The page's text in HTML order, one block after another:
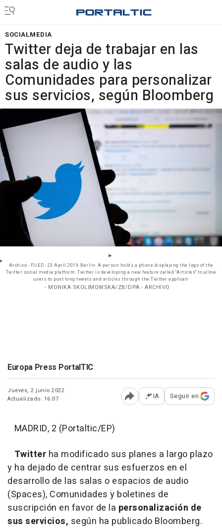
SOCIALMEDIA
Twitter deja de trabajar en las
salas de audio y las
Comunidades para personalizar
sus servicios, según Bloomberg
Archivo - FILED - 23 April 2019, Berlin: A person holds a phone displaying the logo of the
Twitter social media platform. Twitter is developing a new feature called "Articles" to allow
users to post long tweets and articles through the Twitter applicati
- MONIKA SKOLIMOWSKA/ZB/DPA - ARCHIVO
Europa Press PortalTIC
Jueves, 2 junio 2022
Actualizado: 16:07
Abrir opciones para
IA Seguir en
MADRID, 2 (Portaltic/EP)
Twitter ha modificado sus planes a largo plazo
y ha dejado de centrar sus esfuerzos en el
desarrollo de las salas o espacios de audio
(Spaces), Comunidades y boletines de
suscripción en favor de la personalización de
sus servicios, según ha publicado Bloomberg.